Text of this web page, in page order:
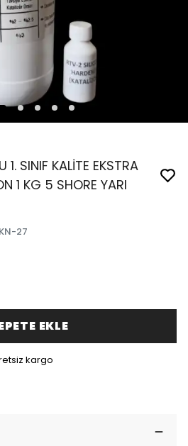
1. SINIF KALİTE EKSTRA
1 KG 5 SHORE YARI
27
EKLE
kargo